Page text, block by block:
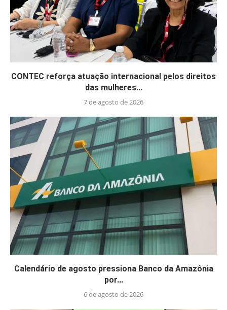
CONTEC reforça atuação internacional pelos direitos
das mulheres...
7 de agosto de 2026
Calendário de agosto pressiona Banco da Amazônia
por...
6 de agosto de 2026